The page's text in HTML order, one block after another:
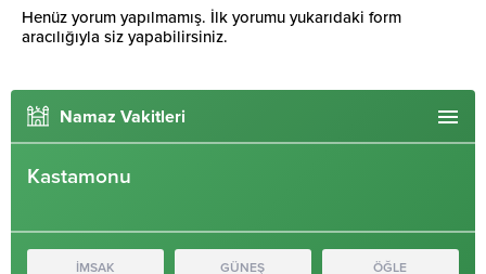
Henüz yorum yapılmamış. İlk yorumu yukarıdaki form
aracılığıyla siz yapabilirsiniz.
Namaz Vakitleri
Kastamonu
İMSAK GÜNEŞ ÖĞLE